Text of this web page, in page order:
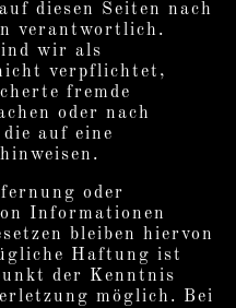
diesen Seiten nach
verantwortlich.
wir als
verpflichtet,
fremde
oder nach
auf eine
oder
Informationen
bleiben hiervon
Haftung ist
der Kenntnis
möglich. Bei